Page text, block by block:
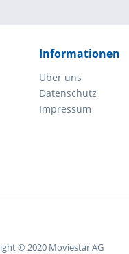
Informationen
Über uns
Datenschutz
Impressum
© 2020 Moviestar AG